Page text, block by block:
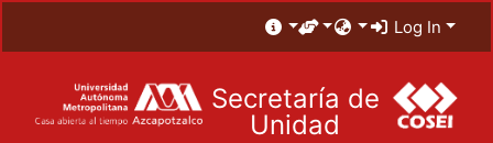
Log In
Secretaría de
Unidad